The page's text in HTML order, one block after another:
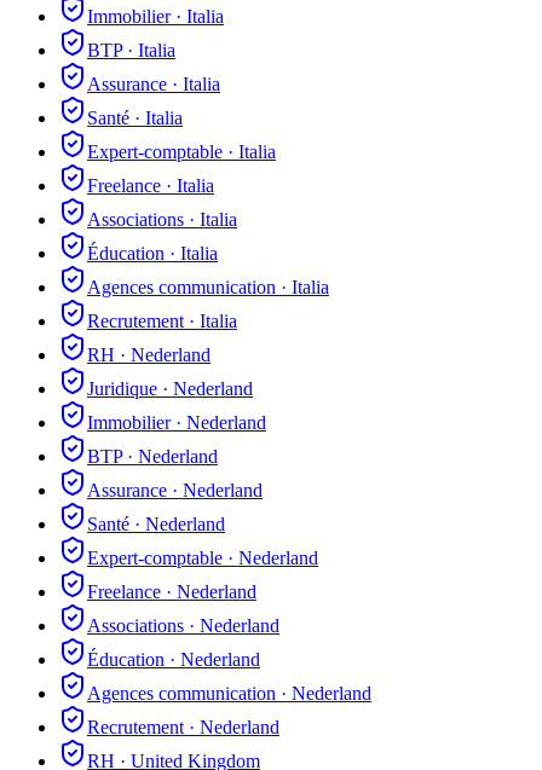
Immobilier· Italia
BTP· Italia
Assurance · Italia
Santé · Italia
Expert-comptable · Italia
Freelance · Italia
Associations · Italia
Éducation · Italia
Agences communication · Italia
Recrutement · Italia
RH · Nederland
Juridique · Nederland
Immobilier· Nederland
BTP· Nederland
Assurance · Nederland
Santé · Nederland
Expert-comptable · Nederland
Freelance · Nederland
Associations · Nederland
Éducation · Nederland
Agences communication · Nederland
Recrutement · Nederland
RH · United Kingdom